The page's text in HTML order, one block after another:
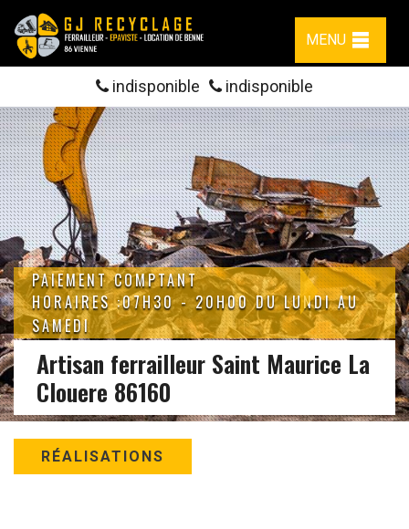
MENU
indisponible indisponible
PAIEMENT COMPTANT
HORAIRES :07H30 - 20H00 DU LUNDI AU
SAMEDI
Artisan ferrailleur Saint Maurice La
Clouere 86160
RÉALISATIONS